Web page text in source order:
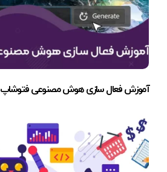
آموزش فعال سازی هوش مصنوعی فتوشاپ